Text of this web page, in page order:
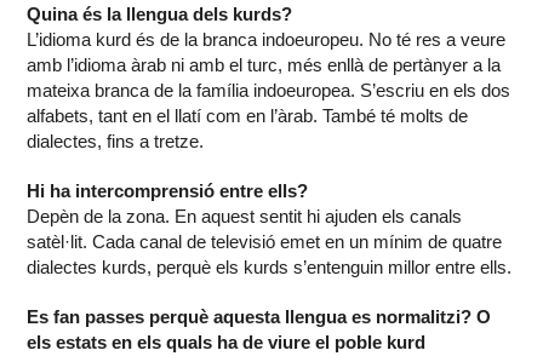
Quina és la llengua dels kurds?
L’idioma kurd és de la branca indoeuropeu. No té res a veure
amb l’idioma àrab ni amb el turc, més enllà de pertànyer a la
mateixa branca de la família indoeuropea. S’escriu en els dos
alfabets, tant en el llatí com en l’àrab. També té molts de
dialectes, fins a tretze.
Hi ha intercomprensió entre ells?
Depèn de la zona. En aquest sentit hi ajuden els canals
satèl·lit. Cada canal de televisió emet en un mínim de quatre
dialectes kurds, perquè els kurds s’entenguin millor entre ells.
Es fan passes perquè aquesta llengua es normalitzi? O
els estats en els quals ha de viure el poble kurd